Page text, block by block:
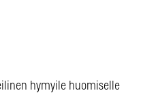
hymyile huomiselle